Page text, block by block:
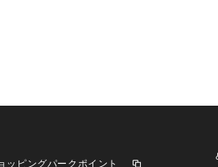
ッピングパークポイント